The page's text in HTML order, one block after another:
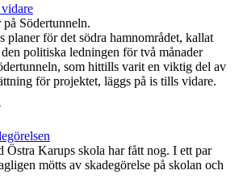
på Södertunneln.
planer för det södra hamnområdet, kallat
politiska ledningen för två månader
som hittills varit en viktig del av
för projektet, läggs på is tills vidare.
Östra Karups skola har fått nog. I ett par
mötts av skadegörelse på skolan och